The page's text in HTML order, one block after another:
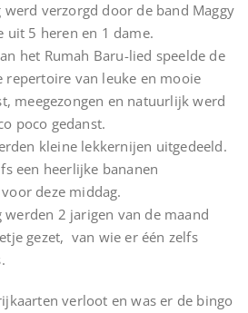
verzorgd door de band Maggy
uit 5 heren en 1 dame.
het Rumah Baru-lied speelde de
repertoire van leuke en mooie
meegezongen en natuurlijk werd
poco gedanst.
kleine lekkernijen uitgedeeld.
een heerlijke bananen
deze middag.
werden 2 jarigen van de maand
gezet, van wie er één zelfs
verloot en was er de bingo